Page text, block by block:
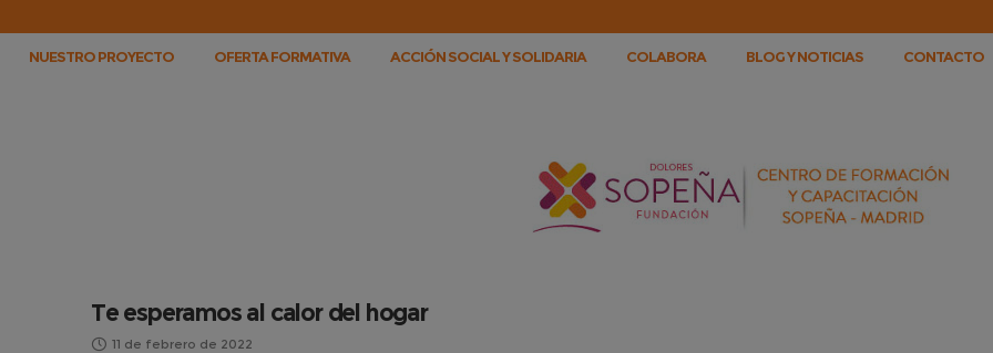
NUESTRO PROYECTO OFERTA FORMATIVA ACCIÓN SOCIAL Y SOLIDARIA COLABORA BLOG Y NOTICIAS CONTACTO
Te esperamos al calor del hogar
11 de febrero de 2022